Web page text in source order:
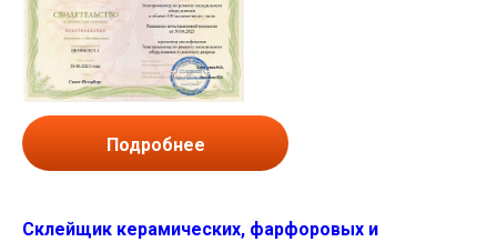
Подробнее
Склейщик керамических, фарфоровых и